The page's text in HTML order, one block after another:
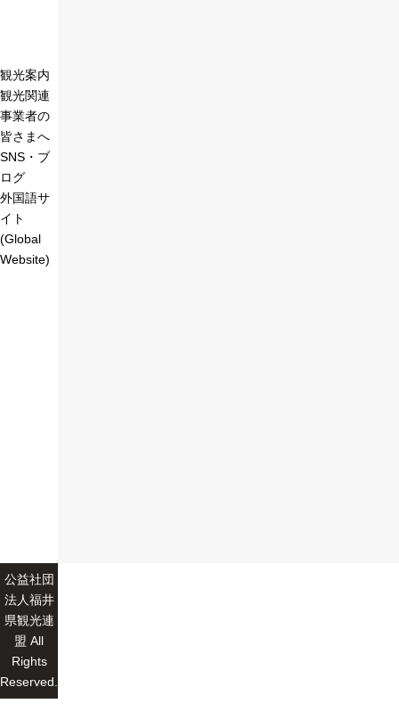
観光案内
観光関連
事業者の
皆さまへ
SNS・ブ
ログ
外国語サ
イト
(Global
Website)
公益社団
法人福井
県観光連
盟 All
Rights
Reserved.